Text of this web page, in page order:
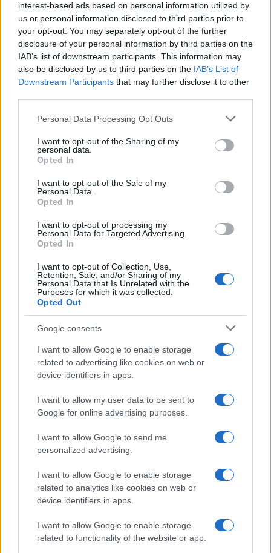
interest-based ads based on personal information utilized by
us or personal information disclosed to third parties prior to
your opt-out. You may separately opt-out of the further
disclosure of your personal information by third parties on the
IAB’s list of downstream participants. This information may
also be disclosed by us to third parties on the IAB’s List of
Downstream Participants that may further disclose it to other
Please note that this website/app uses one or more Google
not limited to your visit or usage behaviour. You may click to
grant or deny consent to Google and its third-party tags to
use your data for below specified purposes in below Google
consent section.
Personal Data Processing Opt Outs
I want to opt-out of the Sharing of my
personal data.
Opted In
I want to opt-out of the Sale of my
Personal Data.
Opted In
I want to opt-out of processing my
Personal Data for Targeted Advertising.
Opted In
I want to opt-out of Collection, Use,
Retention, Sale, and/or Sharing of my
Personal Data that Is Unrelated with the
Purposes for which it was collected.
Opted Out
Google consents
I want to allow Google to enable storage
related to advertising like cookies on web or
device identifiers in apps.
I want to allow my user data to be sent to
Google for online advertising purposes.
I want to allow Google to send me
personalized advertising.
I want to allow Google to enable storage
related to analytics like cookies on web or
device identifiers in apps.
I want to allow Google to enable storage
related to functionality of the website or app.
QUOTAZIONI CRYPTO
Nome Prezzo
Gold (Terra
Kinza Babylon Staked
(KBTC)
Steakhouse EURCV
Morpho Vault
(STEAKEURCV)
$100,000,000,000,000.00
Epoch Island
(EPOCH)
$0.032
Stride Staked Injective
Vested XOR
(JDB)
(TRUAPT)